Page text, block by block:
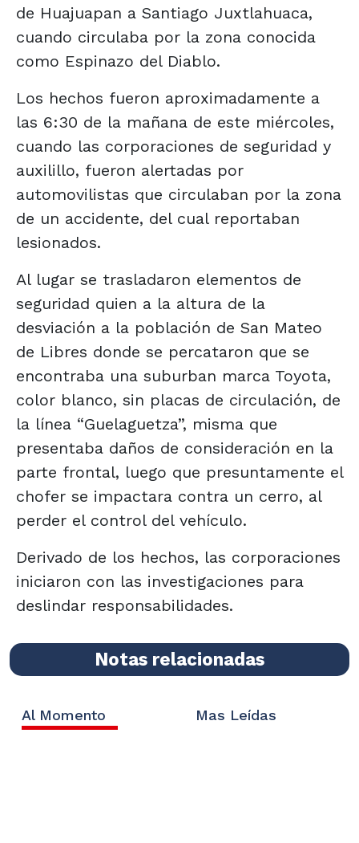
de Huajuapan a Santiago Juxtlahuaca,
cuando circulaba por la zona conocida
como Espinazo del Diablo.
Los hechos fueron aproximadamente a
las 6:30 de la mañana de este miércoles,
cuando las corporaciones de seguridad y
auxilillo, fueron alertadas por
automovilistas que circulaban por la zona
de un accidente, del cual reportaban
lesionados.
Al lugar se trasladaron elementos de
seguridad quien a la altura de la
desviación a la población de San Mateo
de Libres donde se percataron que se
encontraba una suburban marca Toyota,
color blanco, sin placas de circulación, de
la línea “Guelaguetza”, misma que
presentaba daños de consideración en la
parte frontal, luego que presuntamente el
chofer se impactara contra un cerro, al
perder el control del vehículo.
Derivado de los hechos, las corporaciones
iniciaron con las investigaciones para
deslindar responsabilidades.
Notas relacionadas
Al Momento Mas Leídas